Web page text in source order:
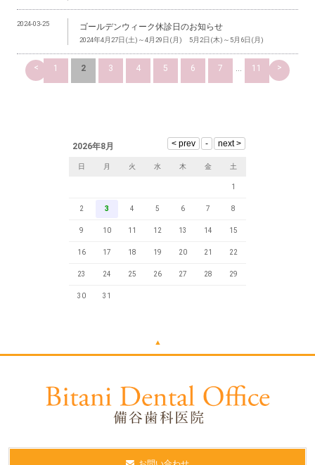
2024-03-25 ゴールデンウィーク休診日のお知らせ
2024年4月27日(土)～4月29日(月) 5月2日(木)～5月6日(月)
< 1 2 3 4 5 6 7 ... 11 >
2026年8月
日 月 火 水 木 金 土
1
2 3 4 5 6 7 8
9 10 11 12 13 14 15
16 17 18 19 20 21 22
23 24 25 26 27 28 29
30 31
▲